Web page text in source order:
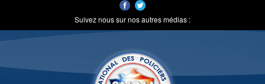
Suivez nous sur nos autres médias :